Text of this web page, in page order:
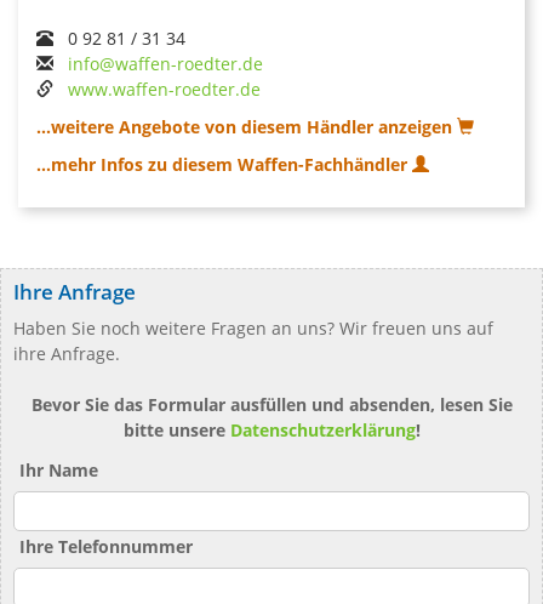
0 92 81 / 31 34
info@waffen-roedter.de
www.waffen-roedter.de
...weitere Angebote von diesem Händler anzeigen
...mehr Infos zu diesem Waffen-Fachhändler
Ihre Anfrage
Haben Sie noch weitere Fragen an uns? Wir freuen uns auf
ihre Anfrage.
Bevor Sie das Formular ausfüllen und absenden, lesen Sie
bitte unsere Datenschutzerklärung!
Ihr Name
Ihre Telefonnummer